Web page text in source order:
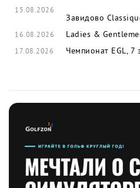
15.08.2026
Завидово
16.08.2026 Ladies &
17.08.2026 Чемпионат EGL, 7